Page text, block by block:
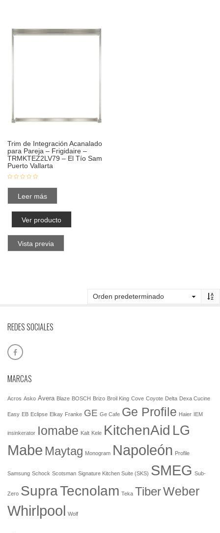
Trim de Integración Acanalado
para Pareja – Frigidaire –
TRMKTEZ2LV79 – El Tío Sam
Puerto Vallarta
Leer más
Ver producto
Vista previa
REDES SOCIALES
MARCAS
Acros Asko Avera Blaze BOSCH Brizo Broil King Cove Coyote Delta Dexa Cucine
Easy EB Eclipse Elkay Franke GE Ge Cafe Ge Profile Haier IEM
insinkerator Iomabe Kalt Kele KitchenAid LG
Mabe Maytag Monogram Napoleón Profile
Samsung Schock Scotsman Signature Kitchen Suite (SKS) SMEG Sub-
Zero SupraTecnolam Teka TiberWeber
Whirlpool Wolf